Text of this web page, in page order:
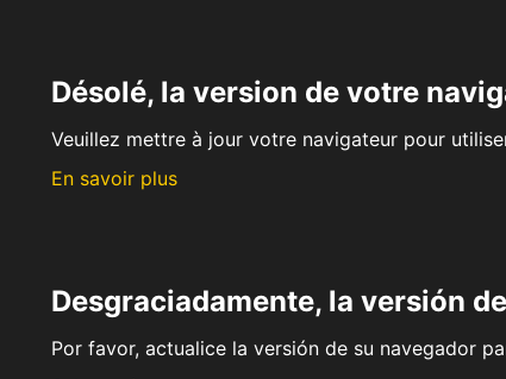
Désolé, la version de votre
Veuillez mettre à jour votre navigateur pour
En savoir plus
Desgraciadamente, la versión
Por favor, actualice la versión de su navegador